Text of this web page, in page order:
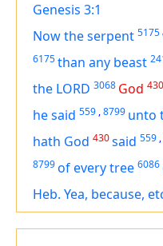
Genesis 3:1
Now the serpent 5175
6175than any beast
the LORD 3068 God 430
he said 559 ,8799 unto
hath God 430said 559 ,
8799of every tree 6086
Heb. Yea, because,